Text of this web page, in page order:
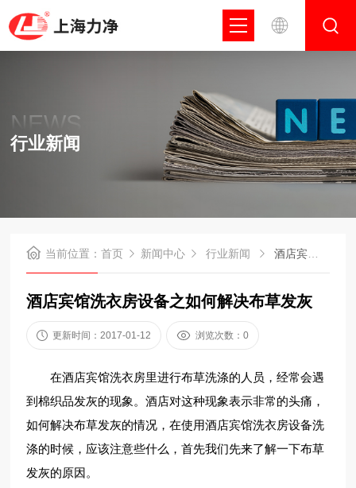
NEWS
行业新闻
当前位置：首页 新闻中心 行业新闻 酒店宾馆洗衣房设备之如何解决布草发灰
酒店宾馆洗衣房设备之如何解决布草发灰
更新时间：2017-01-12 浏览次数：0
在酒店宾馆洗衣房里进行布草洗涤的人员，经常会遇
到棉织品发灰的现象。酒店对这种现象表示非常的头痛，
如何解决布草发灰的情况，在使用酒店宾馆洗衣房设备洗
涤的时候，应该注意些什么，首先我们先来了解一下布草
发灰的原因。